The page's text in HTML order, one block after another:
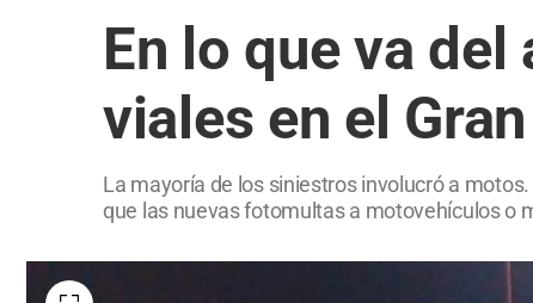
En lo que va
viales en el
La mayoría de los siniestros involucró a
que las nuevas fotomultas a motovehículos o